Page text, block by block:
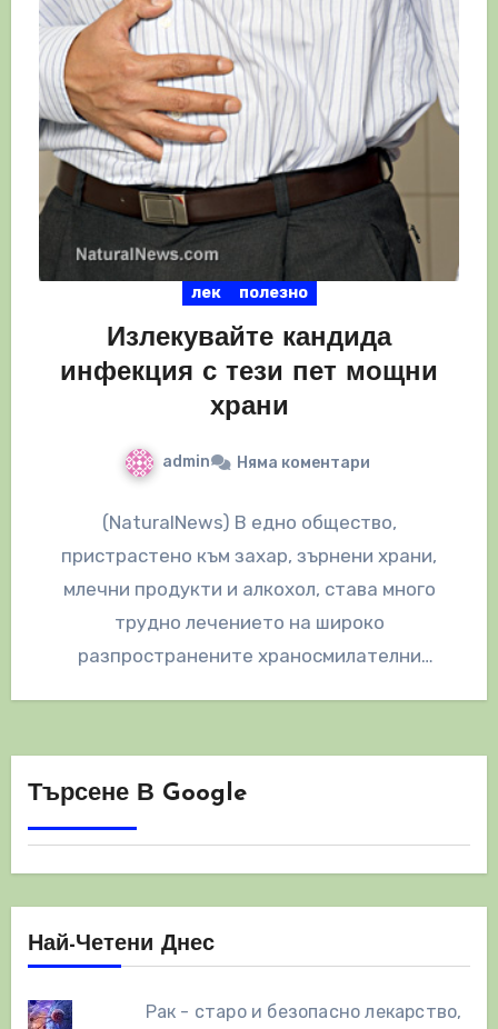
лек полезно
Излекувайте кандида
инфекция с тези пет мощни
храни
admin Няма коментари
(NaturalNews) В едно общество,
пристрастено към захар, зърнени храни,
млечни продукти и алкохол, става много
трудно лечението на широко
разпространените храносмилателни
Търсене В Google
Най-Четени Днес
Рак - старо и безопасно лекарство,